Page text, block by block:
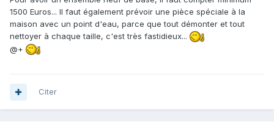
1500 Euros... Il faut également prévoir une pièce spéciale à la
maison avec un point d'eau, parce que tout démonter et tout
nettoyer à chaque taille, c'est très fastidieux...
@+
Citer